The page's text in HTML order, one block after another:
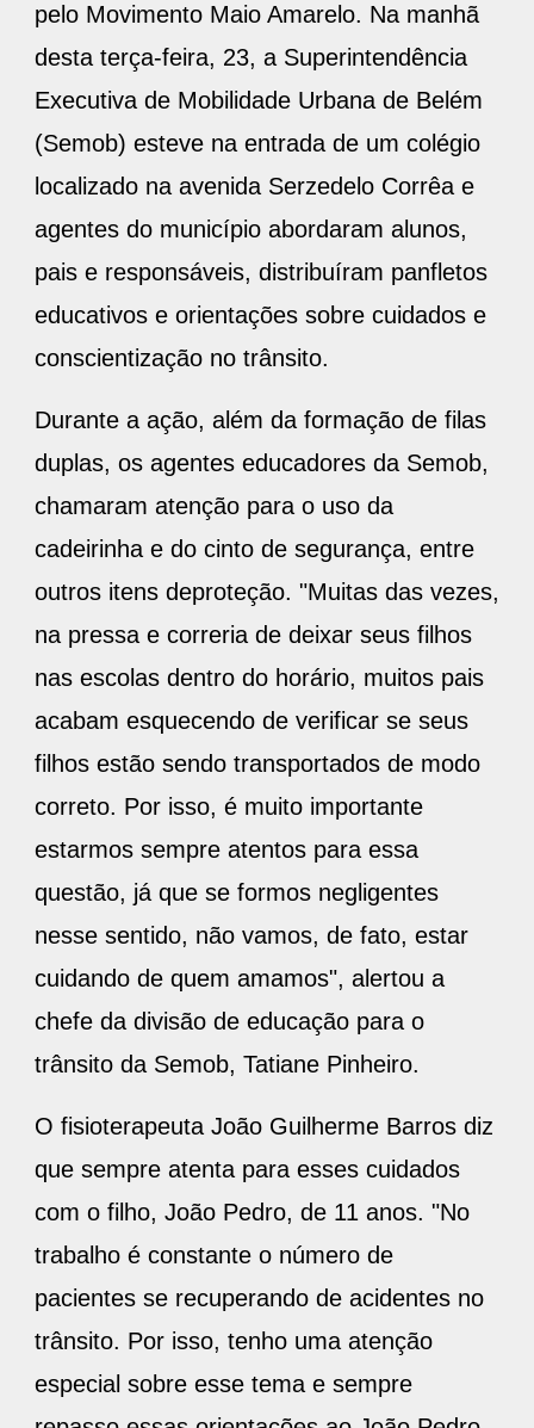
pelo Movimento Maio Amarelo. Na manhã
desta terça-feira, 23, a Superintendência
Executiva de Mobilidade Urbana de Belém
(Semob) esteve na entrada de um colégio
localizado na avenida Serzedelo Corrêa e
agentes do município abordaram alunos,
pais e responsáveis, distribuíram panfletos
educativos e orientações sobre cuidados e
conscientização no trânsito.
Durante a ação, além da formação de filas
duplas, os agentes educadores da Semob,
chamaram atenção para o uso da
cadeirinha e do cinto de segurança, entre
outros itens deproteção. "Muitas das vezes,
na pressa e correria de deixar seus filhos
nas escolas dentro do horário, muitos pais
acabam esquecendo de verificar se seus
filhos estão sendo transportados de modo
correto. Por isso, é muito importante
estarmos sempre atentos para essa
questão, já que se formos negligentes
nesse sentido, não vamos, de fato, estar
cuidando de quem amamos", alertou a
chefe da divisão de educação para o
trânsito da Semob, Tatiane Pinheiro.
O fisioterapeuta João Guilherme Barros diz
que sempre atenta para esses cuidados
com o filho, João Pedro, de 11 anos. "No
trabalho é constante o número de
pacientes se recuperando de acidentes no
trânsito. Por isso, tenho uma atenção
especial sobre esse tema e sempre